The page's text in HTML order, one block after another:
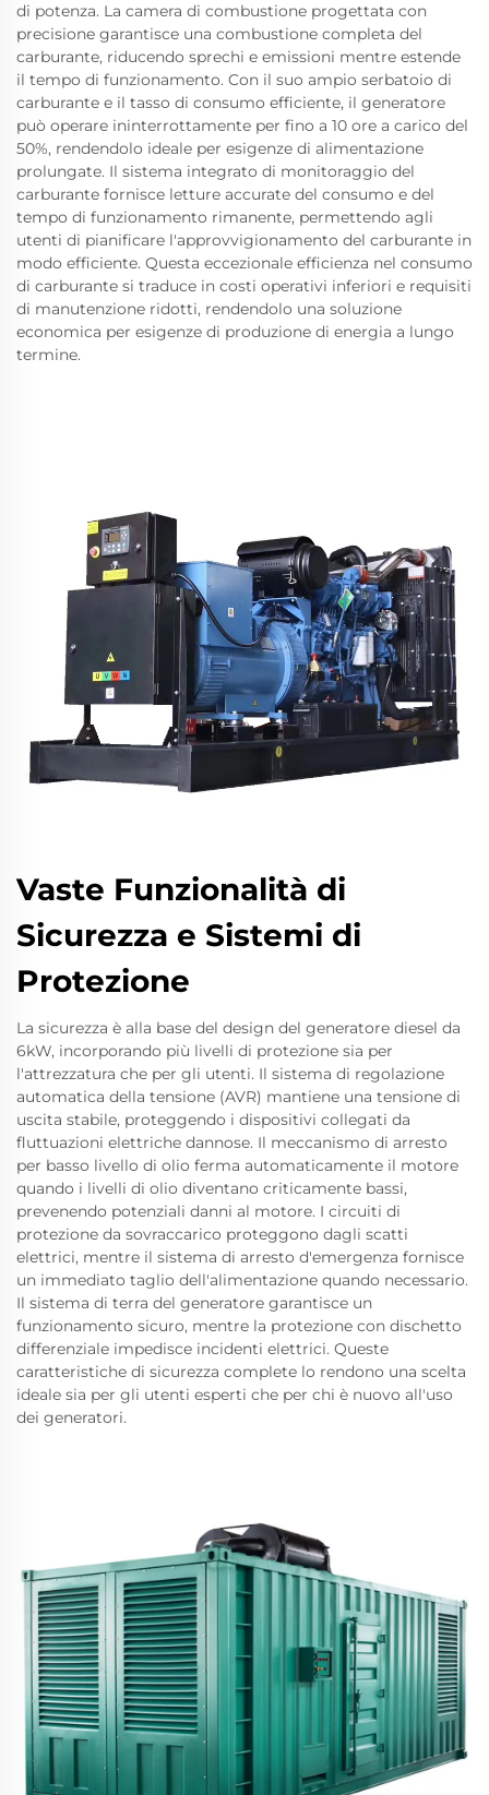
di potenza. La camera di combustione progettata con
precisione garantisce una combustione completa del
carburante, riducendo sprechi e emissioni mentre estende
il tempo di funzionamento. Con il suo ampio serbatoio di
carburante e il tasso di consumo efficiente, il generatore
può operare ininterrottamente per fino a 10 ore a carico del
50%, rendendolo ideale per esigenze di alimentazione
prolungate. Il sistema integrato di monitoraggio del
carburante fornisce letture accurate del consumo e del
tempo di funzionamento rimanente, permettendo agli
utenti di pianificare l'approvvigionamento del carburante in
modo efficiente. Questa eccezionale efficienza nel consumo
di carburante si traduce in costi operativi inferiori e requisiti
di manutenzione ridotti, rendendolo una soluzione
economica per esigenze di produzione di energia a lungo
termine.
Vaste Funzionalità di
Sicurezza e Sistemi di
Protezione
La sicurezza è alla base del design del generatore diesel da
6kW, incorporando più livelli di protezione sia per
l'attrezzatura che per gli utenti. Il sistema di regolazione
automatica della tensione (AVR) mantiene una tensione di
uscita stabile, proteggendo i dispositivi collegati da
fluttuazioni elettriche dannose. Il meccanismo di arresto
per basso livello di olio ferma automaticamente il motore
quando i livelli di olio diventano criticamente bassi,
prevenendo potenziali danni al motore. I circuiti di
protezione da sovraccarico proteggono dagli scatti
elettrici, mentre il sistema di arresto d'emergenza fornisce
un immediato taglio dell'alimentazione quando necessario.
Il sistema di terra del generatore garantisce un
funzionamento sicuro, mentre la protezione con dischetto
differenziale impedisce incidenti elettrici. Queste
caratteristiche di sicurezza complete lo rendono una scelta
ideale sia per gli utenti esperti che per chi è nuovo all'uso
dei generatori.